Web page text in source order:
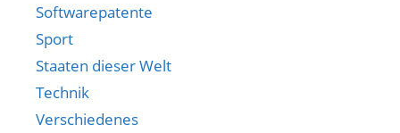
Softwarepatente
Sport
Staaten dieser Welt
Technik
Verschiedenes